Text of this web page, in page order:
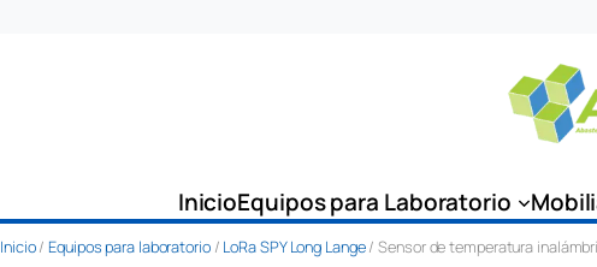
InicioEquipos para Laboratorio
Inicio/Equipos para laboratorio/ LoRa SPY Long Lange/ Sensor de temperatura